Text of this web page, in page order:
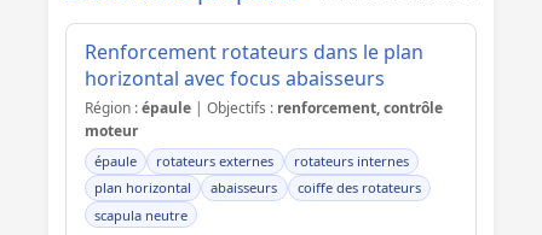
Renforcement rotateurs dans le plan
horizontal avec focus abaisseurs
Région :épaule| Objectifs : renforcement, contrôle
moteur
épaule rotateurs externes
rotateurs internes
plan horizontal
abaisseurs
coiffe des rotateurs
scapula neutre